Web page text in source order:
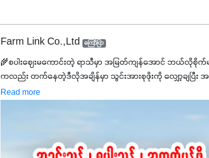
Farm Link Co.,Ltd ကြော်ငြာ
🌾စပါးဈေးမကောင်းတဲ့ ရာသီမှာ အမြတ်ကျန်အောင် ဘယ်လိုစိုက်
ကလည်း တက်နေတဲ့ဒီလိုအချိန်မှာ သွင်းအားစုဖိုးကို လျှော့ချပြီး
✔️ဒါကြောင့် ကိုယ်သုံးသမျှ ကိုယ့်အတွက်အကျိုးရစေမယ့် အရည်အသွ
Read more